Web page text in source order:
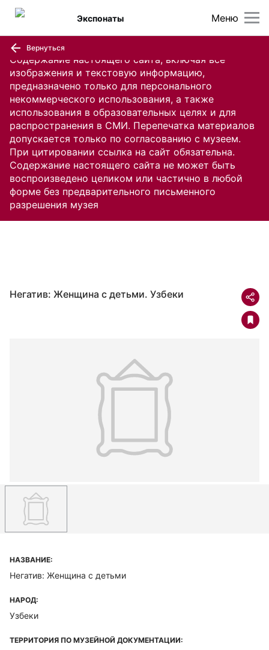
Содержание настоящего сайта, включая все
изображения и текстовую информацию,
предназначено только для персонального
некоммерческого использования, а также
использования в образовательных целях и для
распространения в СМИ. Перепечатка материалов
допускается только по согласованию с музеем.
При цитировании ссылка на сайт обязательна.
Содержание настоящего сайта не может быть
воспроизведено целиком или частично в любой
форме без предварительного письменного
разрешения музея
Меню
Экспонаты
Вернуться
Негатив: Женщина с детьми. Узбеки
НАЗВАНИЕ:
Негатив: Женщина с детьми
НАРОД:
Узбеки
ТЕРРИТОРИЯ ПО МУЗЕЙНОЙ ДОКУМЕНТАЦИИ: